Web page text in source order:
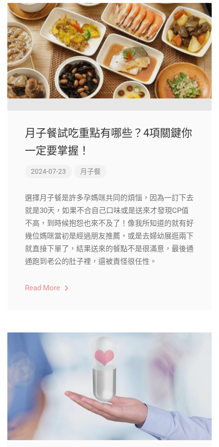
月子餐試吃重點有哪些？4項關鍵你
一定要掌握！
2024-07-23 月子餐
選擇月子餐是許多孕媽咪共同的煩惱，因為一訂下去
就是30天，如果不合自己口味或是送來才發現CP值
不高，到時候抱怨也來不及了！像我所知道的就有好
幾位媽咪當初是經過朋友推薦，或是去婦幼展逛兩下
就直接下單了，結果送來的餐點不是很滿意，最後通
通跑到老公的肚子裡，還被責怪很任性。
Read More